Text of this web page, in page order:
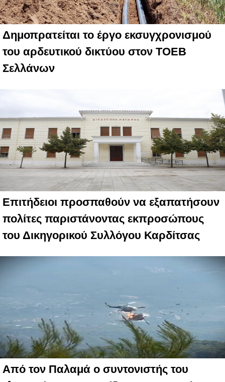
Δημοπρατείται το έργο εκσυγχρονισμού
του αρδευτικού δικτύου στον ΤΟΕΒ
Σελλάνων
Επιτήδειοι προσπαθούν να εξαπατήσουν
πολίτες παριστάνοντας εκπροσώπους
του Δικηγορικού Συλλόγου Καρδίτσας
Από τον Παλαμά ο συντονιστής του